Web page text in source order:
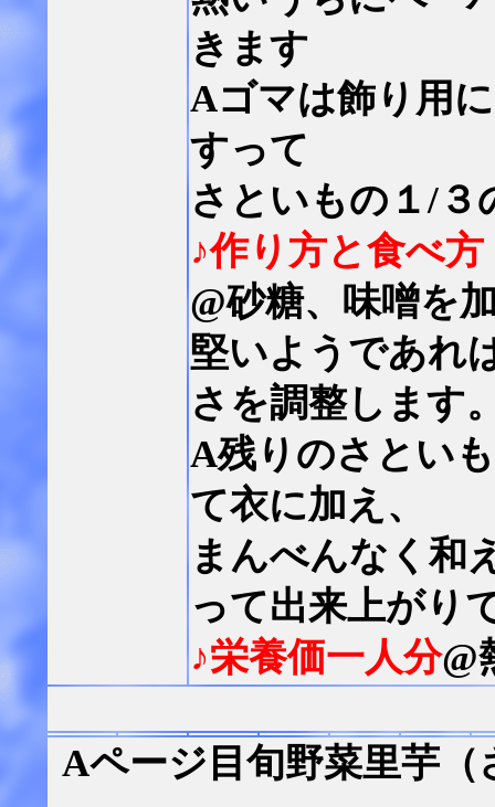
きます
Aゴマは飾り用
すって
さといもの１/３
♪作り方と食べ方
@砂糖、味噌を
堅いようであれ
さを調整します
A残りのさとい
て衣に加え、
まんべんなく和
って出来上がり
♪栄養価一人分@
Aページ目旬野菜里芋